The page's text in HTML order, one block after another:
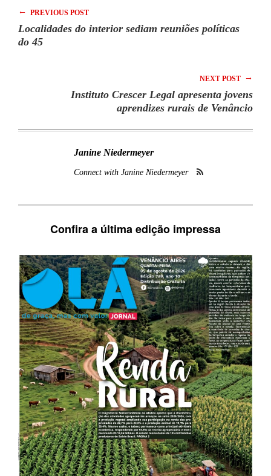
← PREVIOUS POST
Localidades do interior sediam reuniões políticas
do 45
NEXT POST →
Instituto Crescer Legal apresenta jovens
aprendizes rurais de Venâncio
Janine Niedermeyer
Connect with Janine Niedermeyer
Confira a última edição impressa